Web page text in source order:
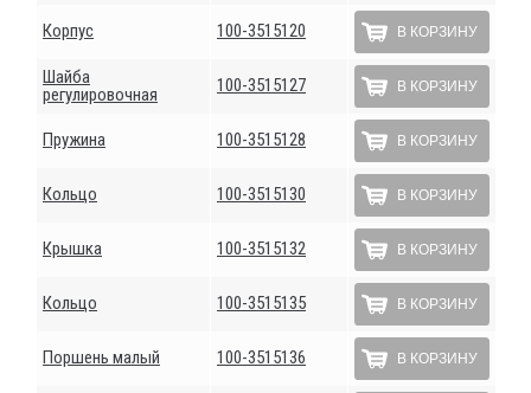
Корпус 100-3515120 В КОРЗИНУ
Шайба
регулировочная
100-3515127 В КОРЗИНУ
Пружина 100-3515128 В КОРЗИНУ
Кольцо 100-3515130 В КОРЗИНУ
Крышка 100-3515132 В КОРЗИНУ
Кольцо 100-3515135 В КОРЗИНУ
Поршень малый 100-3515136 В КОРЗИНУ